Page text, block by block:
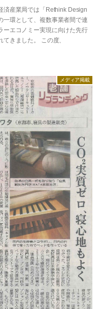
済産業局では「Rethink Design
一環として、複数事業者間で連
ーエコノミー実現に向けた先行
きました。 この度、
メディア掲載